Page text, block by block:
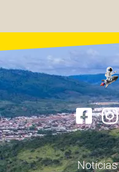
Notícias